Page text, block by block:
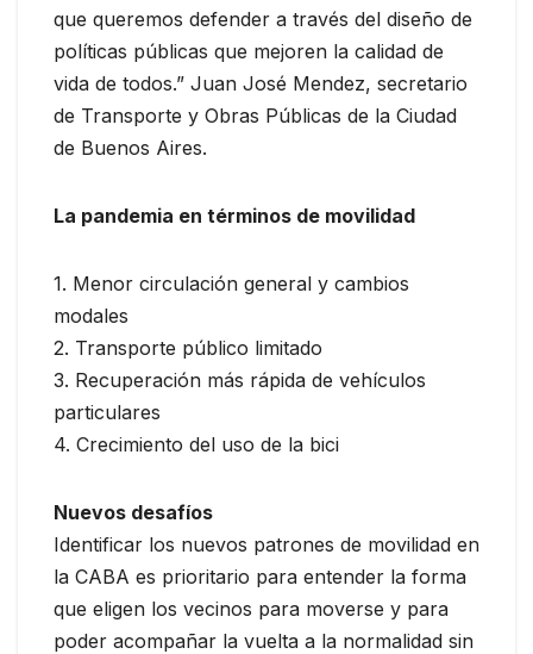
que queremos defender a través del diseño de
políticas públicas que mejoren la calidad de
vida de todos.” Juan José Mendez, secretario
de Transporte y Obras Públicas de la Ciudad
de Buenos Aires.
La pandemia en términos de movilidad
1. Menor circulación general y cambios
modales
2. Transporte público limitado
3. Recuperación más rápida de vehículos
particulares
4. Crecimiento del uso de la bici
Nuevos desafíos
Identificar los nuevos patrones de movilidad en
la CABA es prioritario para entender la forma
que eligen los vecinos para moverse y para
poder acompañar la vuelta a la normalidad sin